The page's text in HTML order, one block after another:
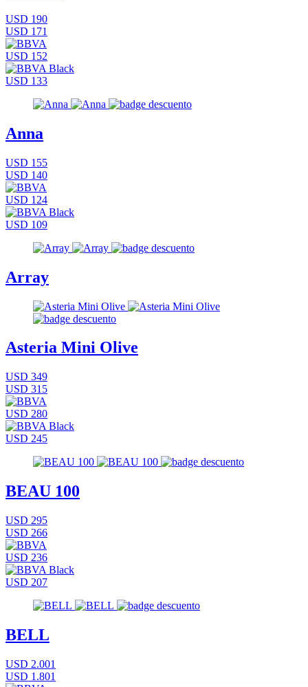
USD 190
USD 171
USD 152
USD 133
Anna
USD 155
USD 140
USD 124
USD 109
Array
Asteria Mini Olive
USD 349
USD 315
USD 280
USD 245
BEAU 100
USD 295
USD 266
USD 236
USD 207
BELL
USD 2.001
USD 1.801